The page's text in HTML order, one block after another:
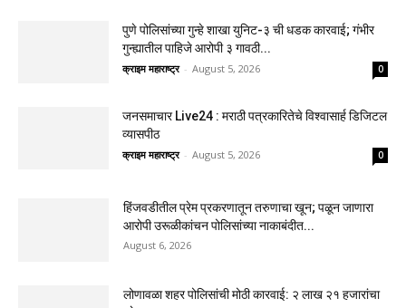
पुणे पोलिसांच्या गुन्हे शाखा युनिट-३ ची धडक कारवाई; गंभीर
गुन्ह्यातील पाहिजे आरोपी ३ गावठी...
क्राइम महाराष्ट्र - August 5, 2026 0
जनसमाचार Live24 : मराठी पत्रकारितेचे विश्वासार्ह डिजिटल
व्यासपीठ
क्राइम महाराष्ट्र - August 5, 2026 0
हिंजवडीतील प्रेम प्रकरणातून तरुणाचा खून; पळून जाणारा
आरोपी उरूळीकांचन पोलिसांच्या नाकाबंदीत...
August 6, 2026
लोणावळा शहर पोलिसांची मोठी कारवाई: २ लाख २१ हजारांचा